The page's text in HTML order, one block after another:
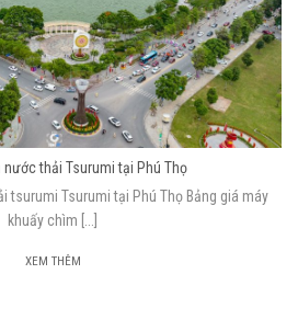
nước thải Tsurumi tại Phú Thọ
tsurumi Tsurumi tại Phú Thọ Bảng giá máy
khuấy chìm [...]
XEM THÊM